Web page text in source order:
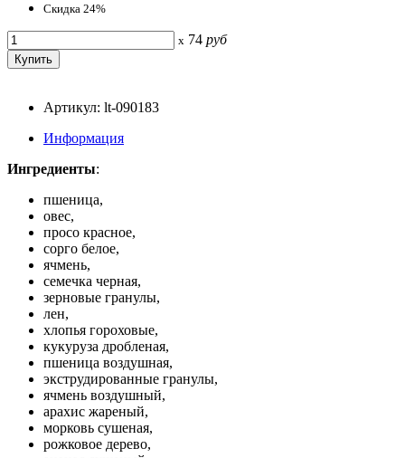
Скидка 24%
x 74 руб
Артикул: lt-090183
Информация
Ингредиенты:
пшеница,
овес,
просо красное,
сорго белое,
ячмень,
семечка черная,
зерновые гранулы,
лен,
хлопья гороховые,
кукуруза дробленая,
пшеница воздушная,
экструдированные гранулы,
ячмень воздушный,
арахис жареный,
морковь сушеная,
рожковое дерево,